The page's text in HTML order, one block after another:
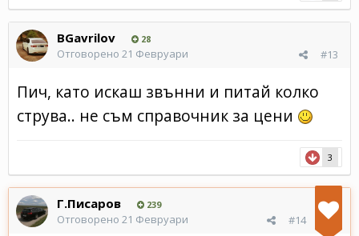
BGavrilov 28
#13
Отговорено 21 Февруари
Пич, като искаш звънни и питай колко
струва.. не съм справочник за цени
3
Г.Писаров 239
#14
Отговорено 21 Февруари